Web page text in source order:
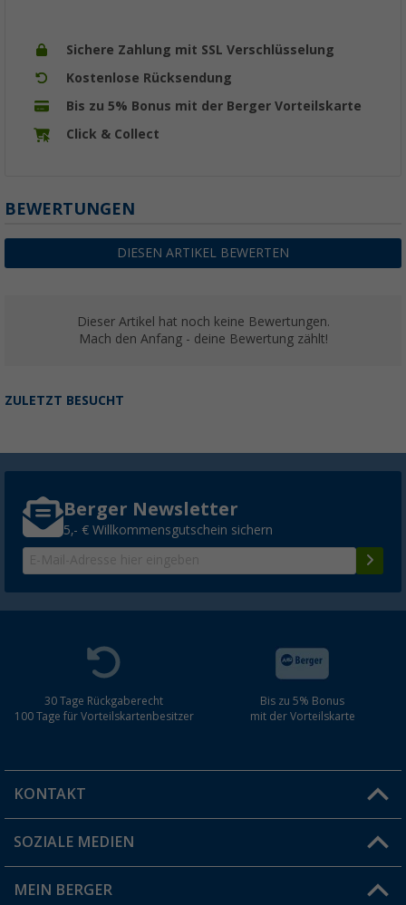
Sichere Zahlung mit SSL Verschlüsselung
Kostenlose Rücksendung
Bis zu 5% Bonus mit der Berger Vorteilskarte
Click & Collect
BEWERTUNGEN
DIESEN ARTIKEL BEWERTEN
Dieser Artikel hat noch keine Bewertungen.
Mach den Anfang - deine Bewertung zählt!
ZULETZT BESUCHT
Berger Newsletter
5,- € Willkommensgutschein sichern
30 Tage Rückgaberecht
100 Tage für Vorteilskartenbesitzer
Bis zu 5% Bonus
mit der Vorteilskarte
KONTAKT
Du hast eine Frage?
Filiale finden
SOZIALE MEDIEN
MEIN BERGER